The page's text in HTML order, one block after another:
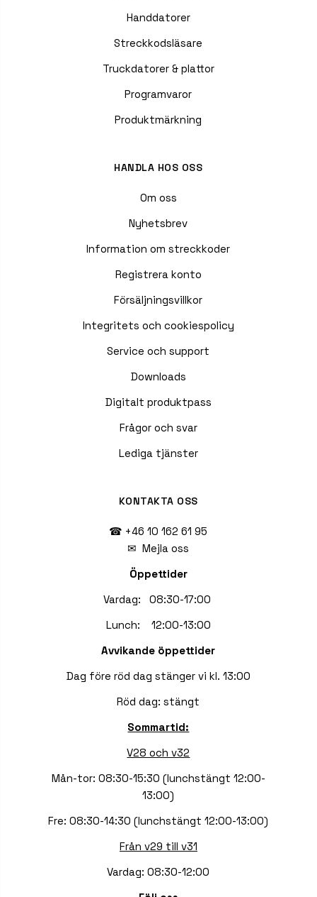
Handdatorer
Streckkodsläsare
Truckdatorer & plattor
Programvaror
Produktmärkning
HANDLA HOS OSS
Om oss
Nyhetsbrev
Information om streckkoder
Registrera konto
Försäljningsvillkor
Integritets och cookiespolicy
Service och support
Downloads
Digitalt produktpass
Frågor och svar
Lediga tjänster
KONTAKTA OSS
☎ +46 10 162 61 95
✉Mejla oss
Öppettider
Vardag: 08:30-17:00
Lunch: 12:00-13:00
Avvikande öppettider
Dag före röd dag stänger vi kl. 13:00
Röd dag: stängt
Sommartid:
V28 och v32
Mån-tor: 08:30-15:30 (lunchstängt 12:00-
13:00)
Fre: 08:30-14:30 (lunchstängt 12:00-13:00)
Från v29 till v31
Vardag: 08:30-12:00